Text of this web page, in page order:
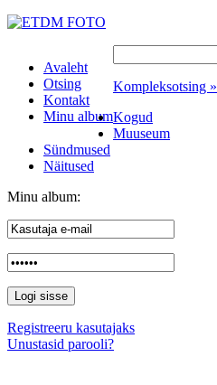
Avaleht
Otsing
Kontakt
Minu album
Kompleksotsing »
Kogud
Muuseum
Sündmused
Näitused
Minu album:
Registreeru kasutajaks
Unustasid parooli?